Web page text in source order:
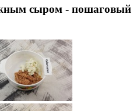
сыром - пошаговый